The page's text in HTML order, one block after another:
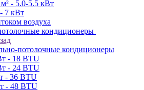
- 5.0-5.5 кВт
7 кВт
воздуха
кондиционеры
потолочные кондиционеры
- 18 BTU
- 24 BTU
- 36 BTU
- 48 BTU